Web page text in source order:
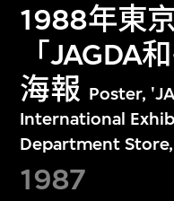
1988年東
「JAGDA
海報 Poster,
International
Department
1987